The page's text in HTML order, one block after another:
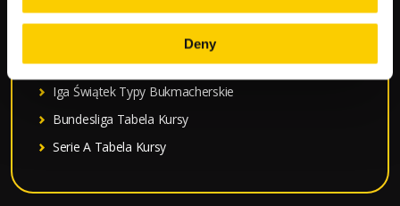
Deny
Ekstraklasa Tabela Kursy Bukmacherskie
Iga Świątek Typy Bukmacherskie
Bundesliga Tabela Kursy
Serie A Tabela Kursy